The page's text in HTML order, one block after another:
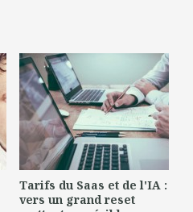
Tarifs du Saas et de l'IA :
vers un grand reset